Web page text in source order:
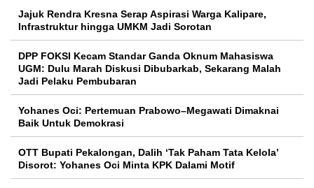
Jajuk Rendra Kresna Serap Aspirasi Warga Kalipare,
Infrastruktur hingga UMKM Jadi Sorotan
DPP FOKSI Kecam Standar Ganda Oknum Mahasiswa
UGM: Dulu Marah Diskusi Dibubarkab, Sekarang Malah
Jadi Pelaku Pembubaran
Yohanes Oci: Pertemuan Prabowo–Megawati Dimaknai
Baik Untuk Demokrasi
OTT Bupati Pekalongan, Dalih ‘Tak Paham Tata Kelola’
Disorot: Yohanes Oci Minta KPK Dalami Motif